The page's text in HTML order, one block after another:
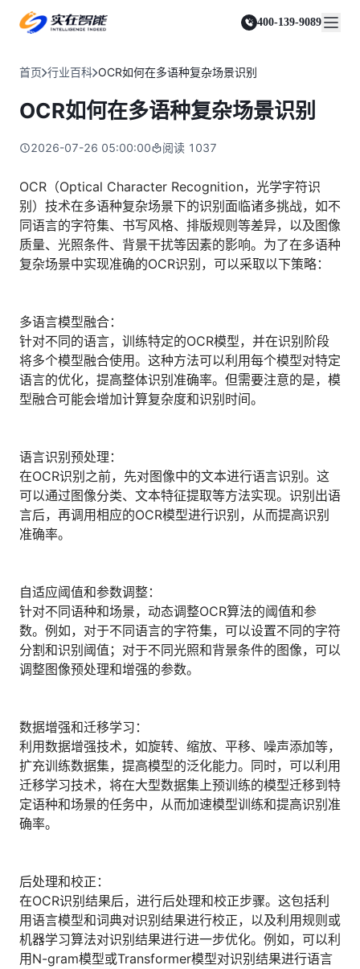
400-139-9089
人人都会用的智能体
智能文档审阅平台
实在 RPA 机器人
可靠的机器人终端
实在 RPA 控制器
全面支持国产信创生态
实在取数宝
一键提数整合，洞察更高效
通信运营商
零售电商
政府及公共服务
能源及制造业
医药行业
更多行业客户
金融
运营商
政府
统计税务 | 行政审批 | 基层减负 | 优化营商
烟草
资质审核 | 合同审核 | 一项一卷 | 智慧人力
司法
智能辅办 | 要素提取 | 自动立案 | 流程智动
人才数字化
人才培养 | 智能教具 | 智能实训 | 课程共创
资源与支持
实在学院
智能体市场
合作伙伴
客户支持
关于实在
媒体报道
视频动态
加入我们
首页 行业百科 OCR如何在多语种复杂场景识别
OCR如何在多语种复杂场景识别
2026-07-26 05:00:00 阅读 1037
OCR（Optical Character Recognition，光学字符识
别）技术在多语种复杂场景下的识别面临诸多挑战，如不
同语言的字符集、书写风格、排版规则等差异，以及图像
质量、光照条件、背景干扰等因素的影响。为了在多语种
复杂场景中实现准确的OCR识别，可以采取以下策略：
多语言模型融合：
针对不同的语言，训练特定的OCR模型，并在识别阶段
将多个模型融合使用。这种方法可以利用每个模型对特定
语言的优化，提高整体识别准确率。但需要注意的是，模
型融合可能会增加计算复杂度和识别时间。
语言识别预处理：
在OCR识别之前，先对图像中的文本进行语言识别。这
可以通过图像分类、文本特征提取等方法实现。识别出语
言后，再调用相应的OCR模型进行识别，从而提高识别
准确率。
自适应阈值和参数调整：
针对不同语种和场景，动态调整OCR算法的阈值和参
数。例如，对于不同语言的字符集，可以设置不同的字符
分割和识别阈值；对于不同光照和背景条件的图像，可以
调整图像预处理和增强的参数。
数据增强和迁移学习：
利用数据增强技术，如旋转、缩放、平移、噪声添加等，
扩充训练数据集，提高模型的泛化能力。同时，可以利用
迁移学习技术，将在大型数据集上预训练的模型迁移到特
定语种和场景的任务中，从而加速模型训练和提高识别准
确率。
后处理和校正：
在OCR识别结果后，进行后处理和校正步骤。这包括利
用语言模型和词典对识别结果进行校正，以及利用规则或
机器学习算法对识别结果进行进一步优化。例如，可以利
用N-gram模型或Transformer模型对识别结果进行语言